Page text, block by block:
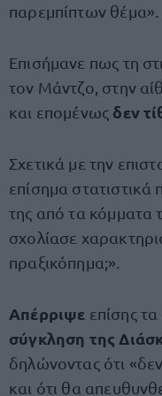
παρεμπίπτων θέμα».
Επισήμανε πως τη
τον Μάντζο, στην
και επομένως δεν
Σχετικά με την
επίσημα
της από τα κόμματα
σχολίασε
πραξικόπημα;».
Απέρριψε επίσης τα
σύγκληση της
δηλώνοντας ότι
και ότι θα